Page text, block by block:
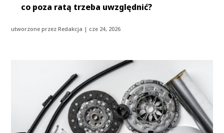
co poza ratą trzeba uwzględnić?
utworzone przezRedakcja | cze 24, 2026